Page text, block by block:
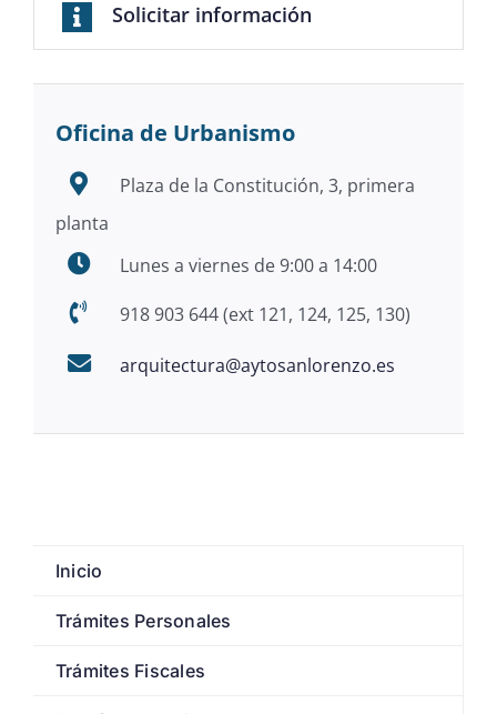
Solicitar información
Oficina de Urbanismo
Plaza de la Constitución, 3, primera
planta
Lunes a viernes de 9:00 a 14:00
918 903 644 (ext 121, 124, 125, 130)
arquitectura@aytosanlorenzo.es
Inicio
Trámites Personales
Trámites Fiscales